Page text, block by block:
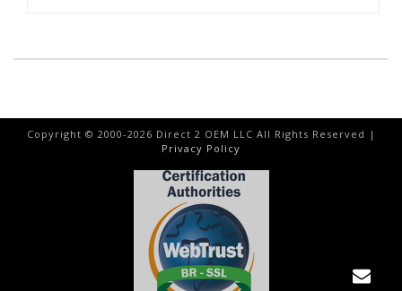
Copyright © 2000-2026 Direct 2 OEM LLC All Rights Reserved |
Privacy Policy